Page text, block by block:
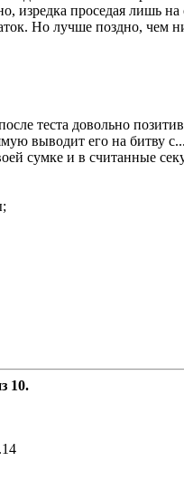
изредка проседая лишь
Но лучше поздно, чем
теста довольно
выводит его на
сумке и в считанные
10.